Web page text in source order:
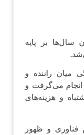
سال‌ها بر پایه
میان راننده و
می‌گرفت و
و هزینه‌های
فناوری و ظهور